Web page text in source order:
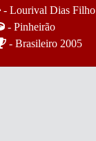
- Lourival Dias Filho
- Pinheirão
- Brasileiro 2005